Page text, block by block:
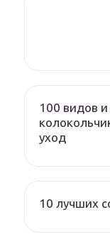
100 видов и
уход
10 лучших